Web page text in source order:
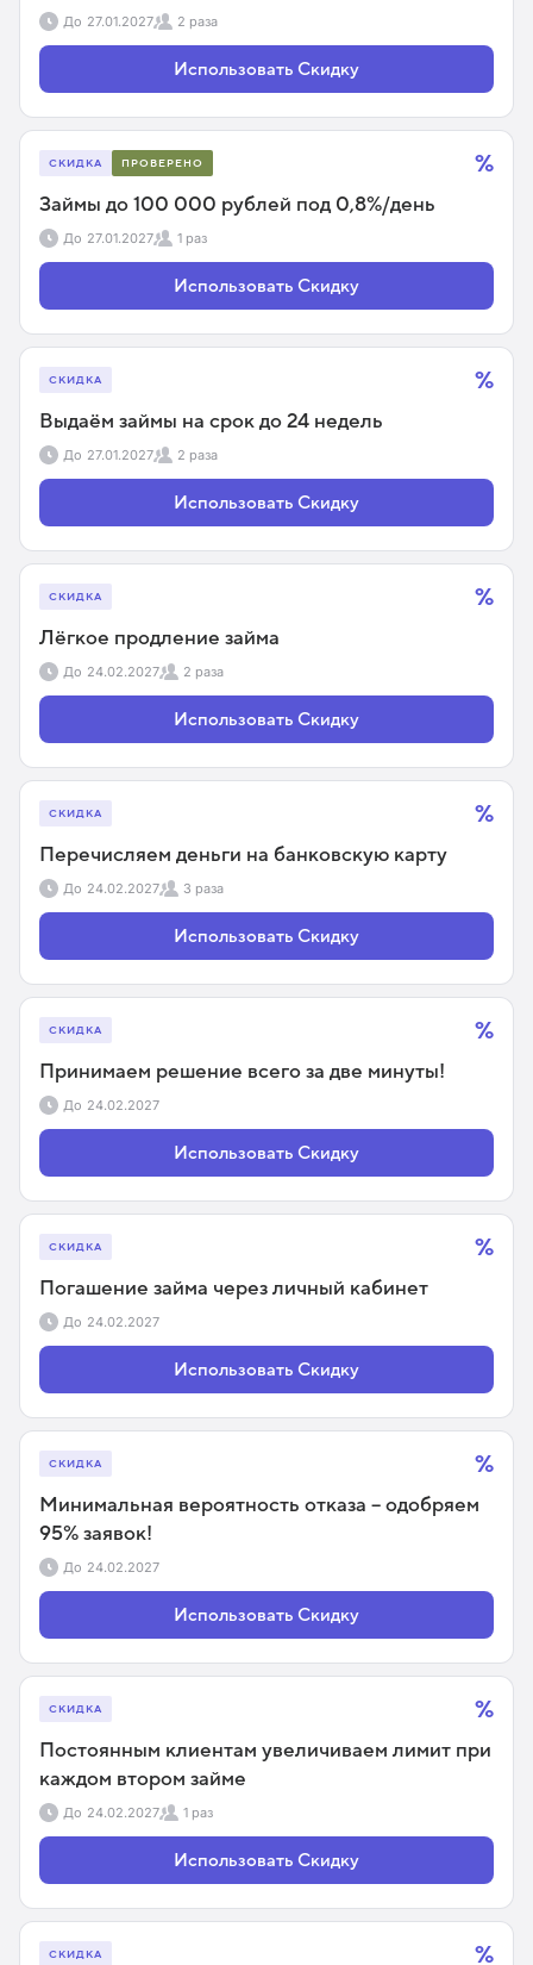
До 27.01.2027 2 раза
Использовать Скидку
%
СКИДКА ПРОВЕРЕНО
Займы до 100 000 рублей под 0,8%/день
До 27.01.2027 1 раз
Использовать Скидку
%
СКИДКА
Выдаём займы на срок до 24 недель
До 27.01.2027 2 раза
Использовать Скидку
%
СКИДКА
Лёгкое продление займа
До 24.02.2027 2 раза
Использовать Скидку
%
СКИДКА
Перечисляем деньги на банковскую карту
До 24.02.2027 3 раза
Использовать Скидку
%
СКИДКА
Принимаем решение всего за две минуты!
До 24.02.2027
Использовать Скидку
%
СКИДКА
Погашение займа через личный кабинет
До 24.02.2027
Использовать Скидку
%
СКИДКА
Минимальная вероятность отказа – одобряем
95% заявок!
До 24.02.2027
Использовать Скидку
%
СКИДКА
Постоянным клиентам увеличиваем лимит при
каждом втором займе
До 24.02.2027 1 раз
Использовать Скидку
%
СКИДКА